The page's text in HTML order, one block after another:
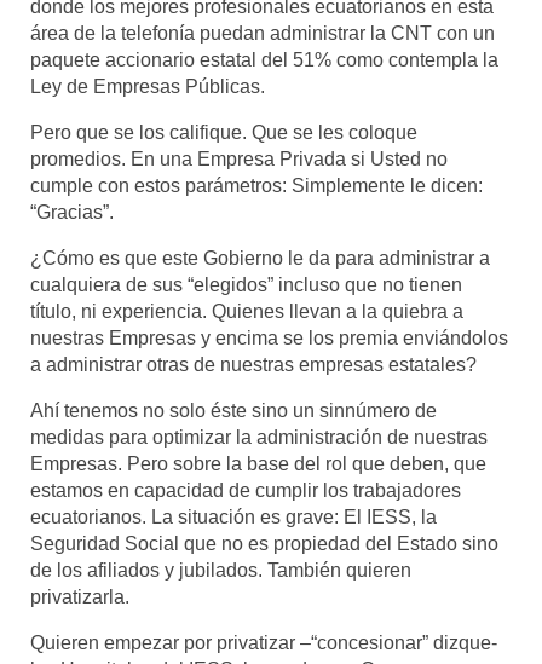
donde los mejores profesionales ecuatorianos en esta
área de la telefonía puedan administrar la CNT con un
paquete accionario estatal del 51% como contempla la
Ley de Empresas Públicas.
Pero que se los califique. Que se les coloque
promedios. En una Empresa Privada si Usted no
cumple con estos parámetros: Simplemente le dicen:
“Gracias”.
¿Cómo es que este Gobierno le da para administrar a
cualquiera de sus “elegidos” incluso que no tienen
título, ni experiencia. Quienes llevan a la quiebra a
nuestras Empresas y encima se los premia enviándolos
a administrar otras de nuestras empresas estatales?
Ahí tenemos no solo éste sino un sinnúmero de
medidas para optimizar la administración de nuestras
Empresas. Pero sobre la base del rol que deben, que
estamos en capacidad de cumplir los trabajadores
ecuatorianos. La situación es grave: El IESS, la
Seguridad Social que no es propiedad del Estado sino
de los afiliados y jubilados. También quieren
privatizarla.
Quieren empezar por privatizar –“concesionar” dizque-